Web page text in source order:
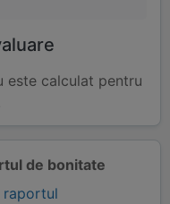
de bonitate
raportul
este calculat pentru